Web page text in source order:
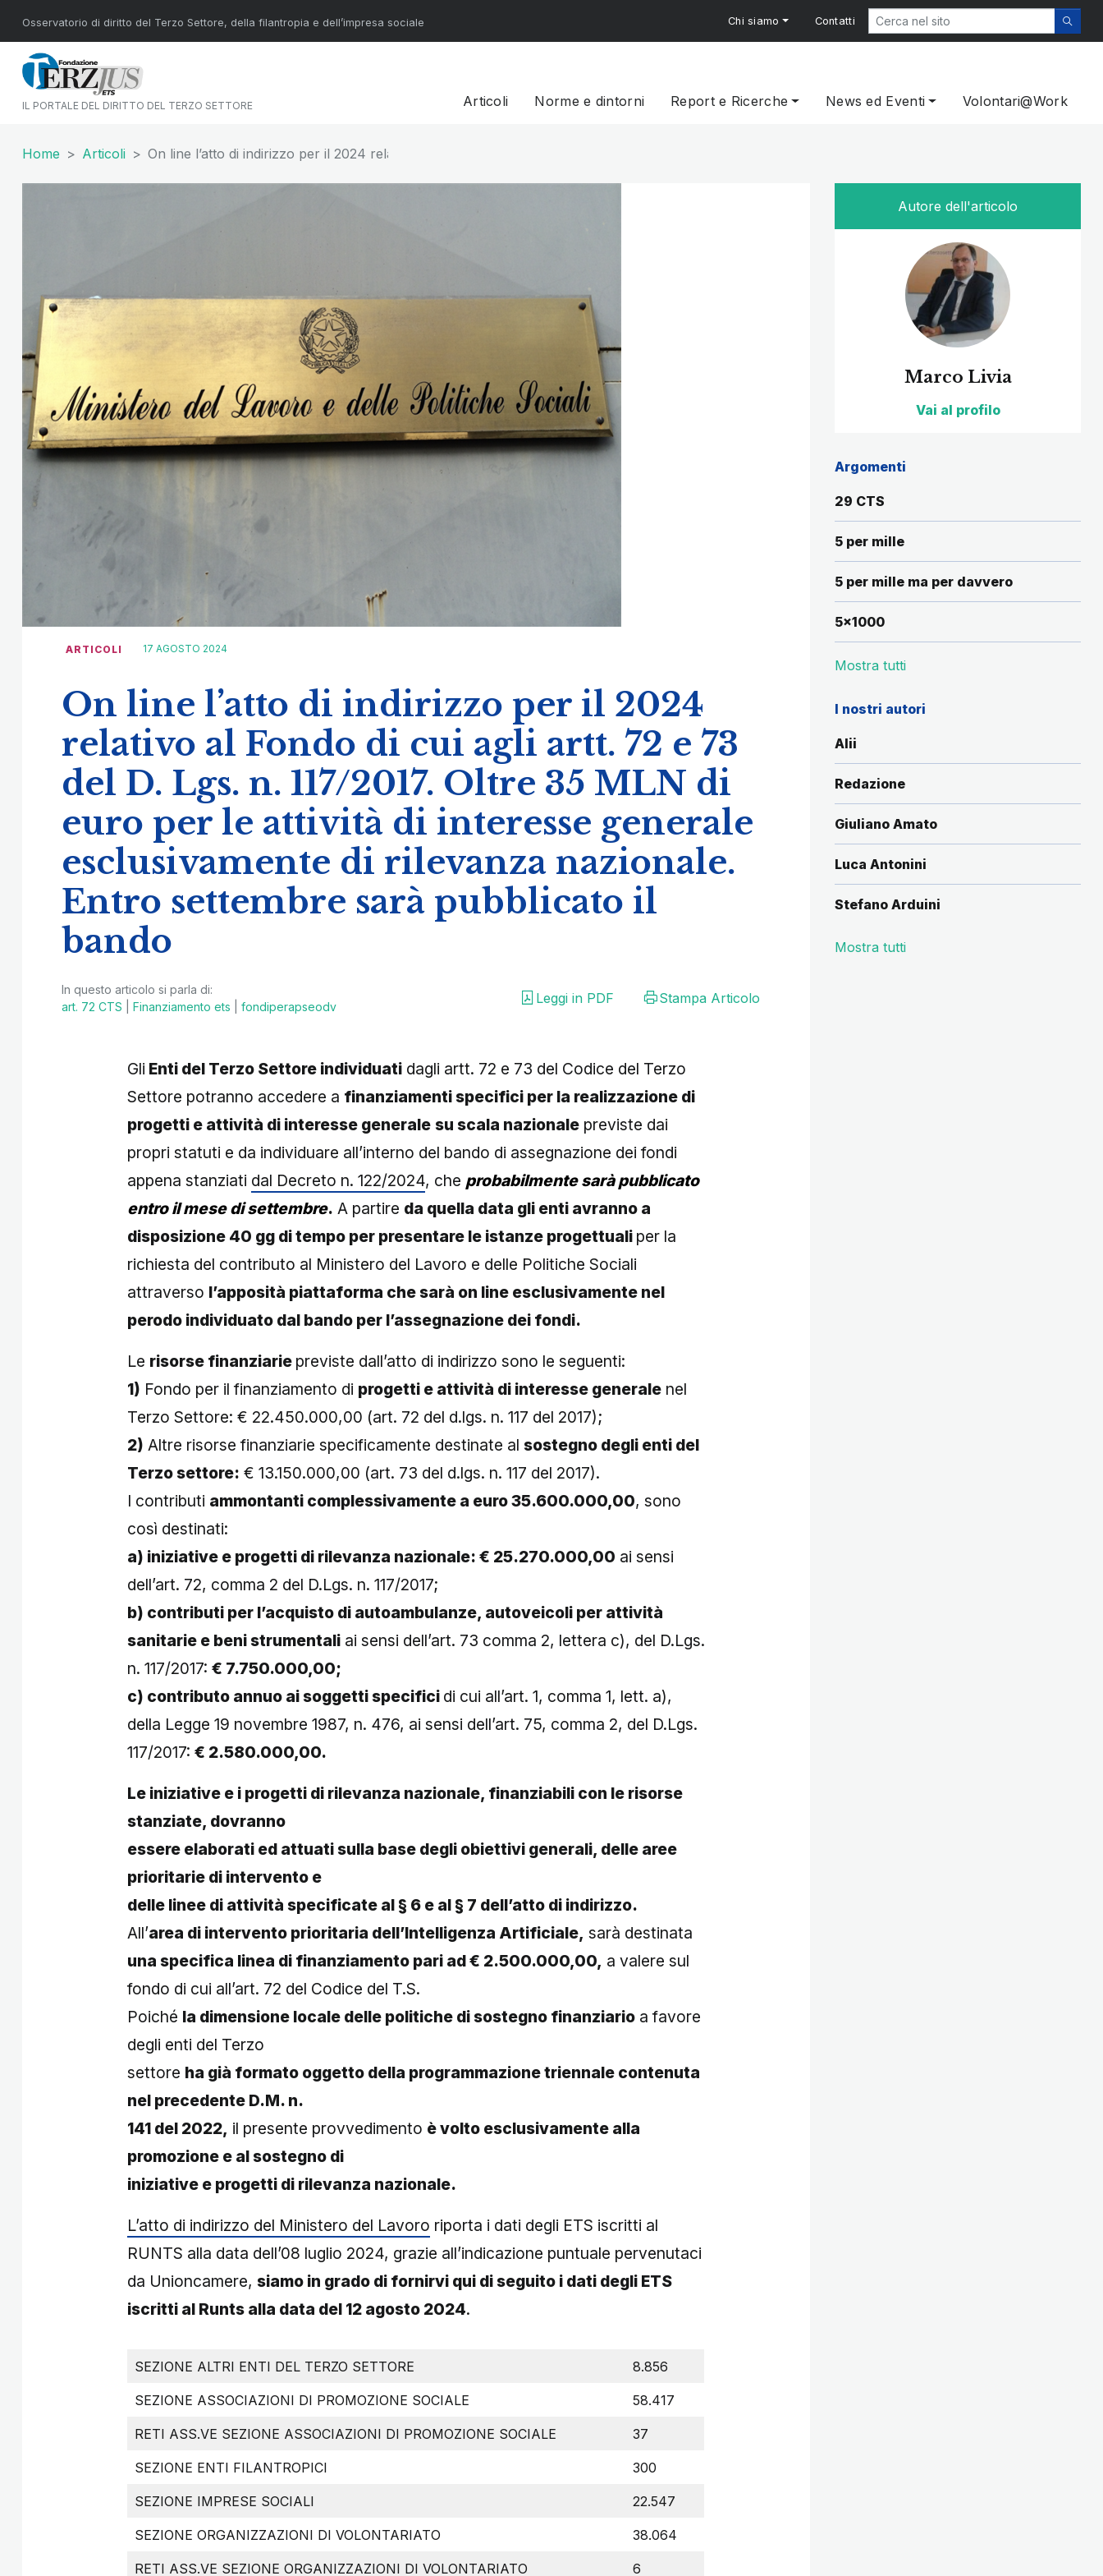
Osservatorio di diritto del Terzo Settore, della filantropia e dell’impresa sociale Chi siamo Contatti
IL PORTALE DEL DIRITTO DEL TERZO SETTORE Articoli Norme e dintorni Report e Ricerche News ed Eventi Volontari@Work
Home Articoli On line l’atto di indirizzo per il 2024 relativo al Fondo di cui agli artt. 72 e 73 del D. Lgs. n. 117/2017. Oltre 35 MLN di euro per le attività di interesse
ARTICOLI 17 AGOSTO 2024
On line l’atto di indirizzo per il 2024
relativo al Fondo di cui agli artt. 72 e 73
del D. Lgs. n. 117/2017. Oltre 35 MLN di
euro per le attività di interesse generale
esclusivamente di rilevanza nazionale.
Entro settembre sarà pubblicato il
bando
In questo articolo si parla di:
art. 72 CTS
Finanziamento ets fondiperapseodv
Leggi in PDF Stampa Articolo
Gli Enti del Terzo Settore individuati dagli artt. 72 e 73 del Codice del Terzo
Settore potranno accedere a finanziamenti specifici per la realizzazione di
progetti e attività di interesse generale su scala nazionale previste dai
propri statuti e da individuare all’interno del bando di assegnazione dei fondi
appena stanziati dal Decreto n. 122/2024, che probabilmente sarà pubblicato
entro il mese di settembre. A partire da quella data gli enti avranno a
disposizione 40 gg di tempo per presentare le istanze progettuali per la
richiesta del contributo al Ministero del Lavoro e delle Politiche Sociali
attraverso l’apposità piattaforma che sarà on line esclusivamente nel
perodo individuato dal bando per l’assegnazione dei fondi.
Le risorse finanziarie previste dall’atto di indirizzo sono le seguenti:
1) Fondo per il finanziamento di progetti e attività di interesse generale nel
Terzo Settore: € 22.450.000,00 (art. 72 del d.lgs. n. 117 del 2017);
2) Altre risorse finanziarie specificamente destinate al sostegno degli enti del
Terzo settore: € 13.150.000,00 (art. 73 del d.lgs. n. 117 del 2017).
I contributi ammontanti complessivamente a euro 35.600.000,00, sono
così destinati:
a) iniziative e progetti di rilevanza nazionale: € 25.270.000,00 ai sensi
dell’art. 72, comma 2 del D.Lgs. n. 117/2017;
b) contributi per l’acquisto di autoambulanze, autoveicoli per attività
sanitarie e beni strumentali ai sensi dell’art. 73 comma 2, lettera c), del D.Lgs.
n. 117/2017: € 7.750.000,00;
c) contributo annuo ai soggetti specifici di cui all’art. 1, comma 1, lett. a),
della Legge 19 novembre 1987, n. 476, ai sensi dell’art. 75, comma 2, del D.Lgs.
117/2017: € 2.580.000,00.
Le iniziative e i progetti di rilevanza nazionale, finanziabili con le risorse
stanziate, dovranno
essere elaborati ed attuati sulla base degli obiettivi generali, delle aree
prioritarie di intervento e
delle linee di attività specificate al § 6 e al § 7 dell’atto di indirizzo.
All’area di intervento prioritaria dell’Intelligenza Artificiale, sarà destinata
una specifica linea di finanziamento pari ad € 2.500.000,00, a valere sul
fondo di cui all’art. 72 del Codice del T.S.
Poiché la dimensione locale delle politiche di sostegno finanziario a favore
degli enti del Terzo
settore ha già formato oggetto della programmazione triennale contenuta
nel precedente D.M. n.
141 del 2022, il presente provvedimento è volto esclusivamente alla
promozione e al sostegno di
iniziative e progetti di rilevanza nazionale.
L’atto di indirizzo del Ministero del Lavoro riporta i dati degli ETS iscritti al
RUNTS alla data dell’08 luglio 2024, grazie all’indicazione puntuale pervenutaci
da Unioncamere, siamo in grado di fornirvi qui di seguito i dati degli ETS
iscritti al Runts alla data del 12 agosto 2024.
SEZIONE ALTRI ENTI DEL TERZO SETTORE 8.856
SEZIONE ASSOCIAZIONI DI PROMOZIONE SOCIALE 58.417
RETI ASS.VE SEZIONE ASSOCIAZIONI DI PROMOZIONE SOCIALE 37
SEZIONE ENTI FILANTROPICI 300
SEZIONE IMPRESE SOCIALI 22.547
SEZIONE ORGANIZZAZIONI DI VOLONTARIATO 38.064
RETI ASS.VE SEZIONE ORGANIZZAZIONI DI VOLONTARIATO 6
Autore dell'articolo
Marco Livia
Vai al profilo
Argomenti
29 CTS
5 per mille
5 per mille ma per davvero
5x1000
Mostra tutti
I nostri autori
Alii
Redazione
Giuliano Amato
Luca Antonini
Stefano Arduini
Mostra tutti